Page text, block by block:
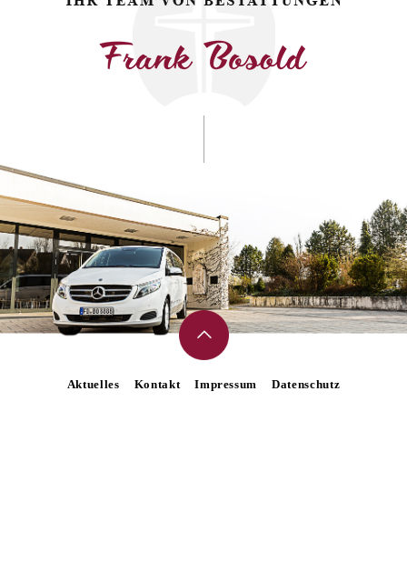
Aktuelles Kontakt Impressum Datenschutz